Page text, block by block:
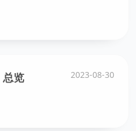
总览 2023-08-30